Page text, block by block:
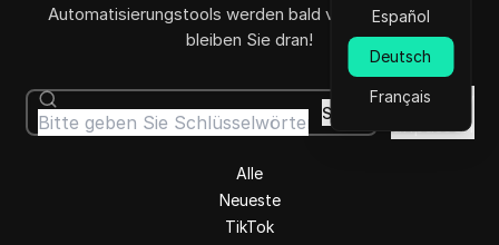
Español
Deutsch
Français
Automatisierungstools werden bald verfügbar sein –
bleiben Sie dran!
Suche
Workflow
anpassen
Alle
Neueste
TikTok